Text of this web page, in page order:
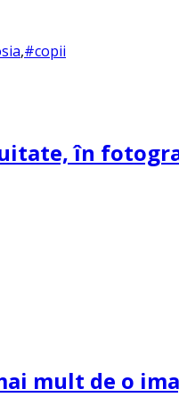
,#copii
în
mult de o